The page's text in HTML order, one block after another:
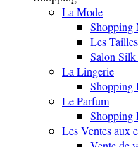
La Mode
Shopping
Les Tailles
Salon
La Lingerie
Shopping
Le Parfum
Shopping
Les Ventes aux